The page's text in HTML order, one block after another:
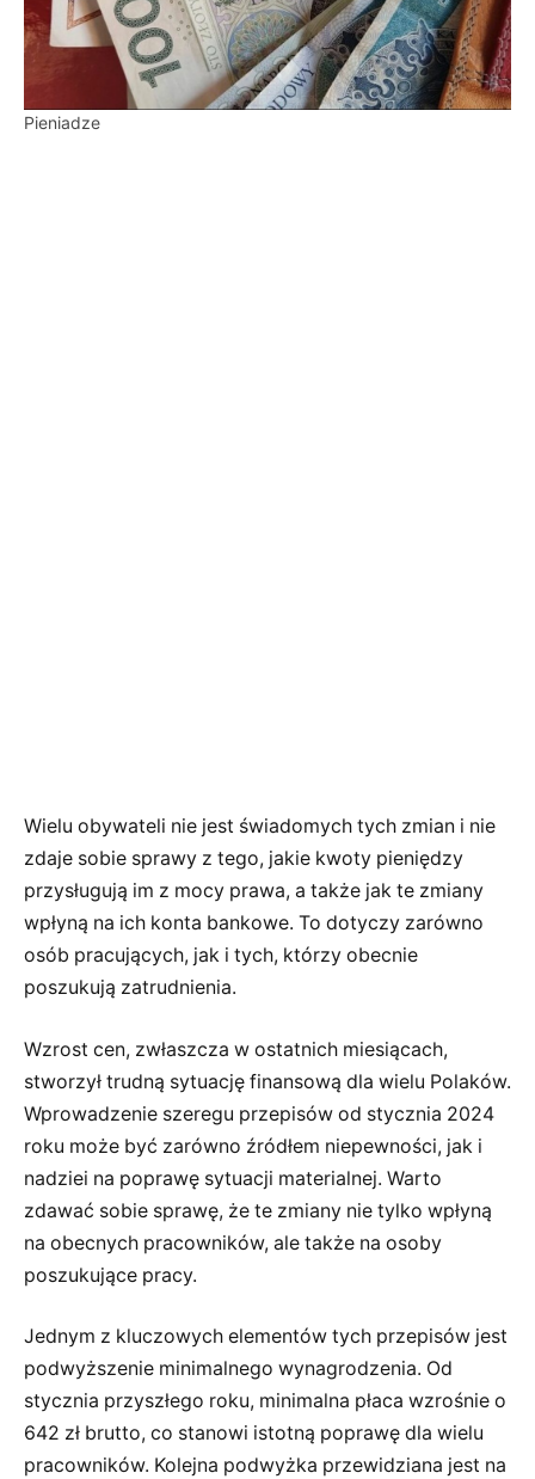
Pieniadze
Wielu obywateli nie jest świadomych tych zmian i nie
zdaje sobie sprawy z tego, jakie kwoty pieniędzy
przysługują im z mocy prawa, a także jak te zmiany
wpłyną na ich konta bankowe. To dotyczy zarówno
osób pracujących, jak i tych, którzy obecnie
poszukują zatrudnienia.
Wzrost cen, zwłaszcza w ostatnich miesiącach,
stworzył trudną sytuację finansową dla wielu Polaków.
Wprowadzenie szeregu przepisów od stycznia 2024
roku może być zarówno źródłem niepewności, jak i
nadziei na poprawę sytuacji materialnej. Warto
zdawać sobie sprawę, że te zmiany nie tylko wpłyną
na obecnych pracowników, ale także na osoby
poszukujące pracy.
Jednym z kluczowych elementów tych przepisów jest
podwyższenie minimalnego wynagrodzenia. Od
stycznia przyszłego roku, minimalna płaca wzrośnie o
642 zł brutto, co stanowi istotną poprawę dla wielu
pracowników. Kolejna podwyżka przewidziana jest na